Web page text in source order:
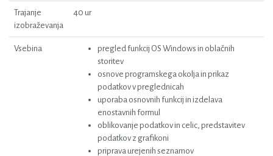
Trajanje
izobraževanja
40 ur
Vsebina
pregled funkcij OS Windows in oblačnih
storitev
osnove programskega okolja in prikaz
podatkov v preglednicah
uporaba osnovnih funkcij in izdelava
enostavnih formul
oblikovanje podatkov in celic, predstavitev
podatkov z grafikoni
priprava urejenih seznamov